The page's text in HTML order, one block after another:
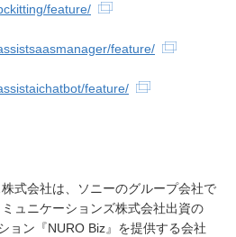
feature/
feature/
feature/
式会社は、ソニーのグループ会社で
ュニケーションズ株式会社出資の
ョン『NURO Biz』を提供する会社